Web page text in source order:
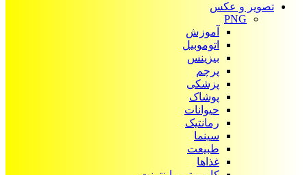
تصویر و عکس
PNG
آموزش
اتوموبیل
بیزینس
پرچم
پزشکی
پوشاک
حیوانات
رمانتیک
سینما
طبیعت
غذاها